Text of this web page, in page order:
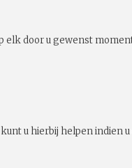
door u gewenst
u hierbij helpen indien